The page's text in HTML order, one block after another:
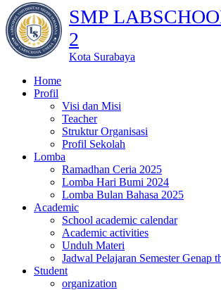
SMP
2
Kota Surabaya
Home
Profil
Visi dan Misi
Teacher
Struktur Organisasi
Profil Sekolah
Lomba
Ramadhan Ceria 2025
Lomba Hari Bumi 2024
Lomba Bulan Bahasa 2025
Academic
School academic calendar
Academic activities
Unduh Materi
Jadwal Pelajaran Semester Genap
Student
organization